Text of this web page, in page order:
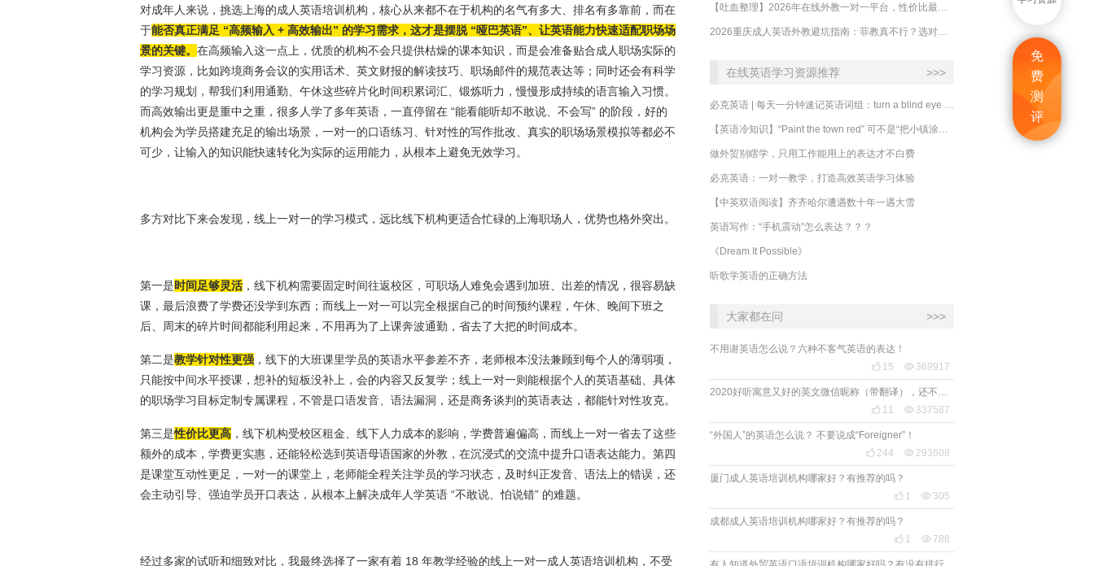
免
费
测
评
对成年人来说，挑选上海的成人英语培训机构，核心从来都不在于机构的名气有多大、排名有多靠前，而在
于能否真正满足 “高频输入 + 高效输出” 的学习需求，这才是摆脱 “哑巴英语”、让英语能力快速适配职场场
景的关键。 在高频输入这一点上，优质的机构不会只提供枯燥的课本知识，而是会准备贴合成人职场实际的
学习资源，比如跨境商务会议的实用话术、英文财报的解读技巧、职场邮件的规范表达等；同时还会有科学
的学习规划，帮我们利用通勤、午休这些碎片化时间积累词汇、锻炼听力，慢慢形成持续的语言输入习惯。
而高效输出更是重中之重，很多人学了多年英语，一直停留在 “能看能听却不敢说、不会写” 的阶段，好的
机构会为学员搭建充足的输出场景，一对一的口语练习、针对性的写作批改、真实的职场场景模拟等都必不
可少，让输入的知识能快速转化为实际的运用能力，从根本上避免无效学习。
多方对比下来会发现，线上一对一的学习模式，远比线下机构更适合忙碌的上海职场人，优势也格外突出。
第一是时间足够灵活 ，线下机构需要固定时间往返校区，可职场人难免会遇到加班、出差的情况，很容易缺
课，最后浪费了学费还没学到东西；而线上一对一可以完全根据自己的时间预约课程，午休、晚间下班之
后、周末的碎片时间都能利用起来，不用再为了上课奔波通勤，省去了大把的时间成本。
第二是教学针对性更强 ，线下的大班课里学员的英语水平参差不齐，老师根本没法兼顾到每个人的薄弱项，
只能按中间水平授课，想补的短板没补上，会的内容又反复学；线上一对一则能根据个人的英语基础、具体
的职场学习目标定制专属课程，不管是口语发音、语法漏洞，还是商务谈判的英语表达，都能针对性攻克。
第三是性价比更高 ，线下机构受校区租金、线下人力成本的影响，学费普遍偏高，而线上一对一省去了这些
额外的成本，学费更实惠，还能轻松选到英语母语国家的外教，在沉浸式的交流中提升口语表达能力。第四
是课堂互动性更足，一对一的课堂上，老师能全程关注学员的学习状态，及时纠正发音、语法上的错误，还
会主动引导、强迫学员开口表达，从根本上解决成年人学英语 “不敢说、怕说错” 的难题。
经过多家的试听和细致对比，我最终选择了一家有着 18 年教学经验的线上一对一成人英语培训机构，不受
在线英语学习资源推荐 >>>
做外贸别瞎学，只用工作能用上的表达才不白费
必克英语：一对一教学，打造高效英语学习体验
【中英双语阅读】齐齐哈尔遭遇数十年一遇大雪
英语写作：“手机震动”怎么表达？？？
《Dream It Possible》
听歌学英语的正确方法
大家都在问 >>>
不用谢英语怎么说？六种不客气英语的表达！
 15  369917
 11  337587
“外国人”的英语怎么说？ 不要说成“Foreigner”！
 244  293608
厦门成人英语培训机构哪家好？有推荐的吗？
 1  305
成都成人英语培训机构哪家好？有推荐的吗？
 1  788